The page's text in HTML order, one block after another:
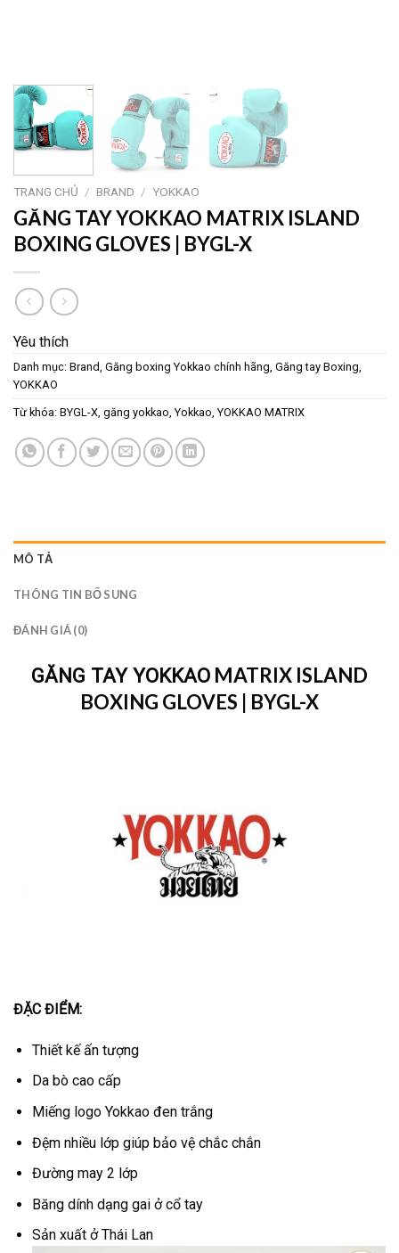
TRANG CHỦ / BRAND / YOKKAO
GĂNG TAY YOKKAO MATRIX ISLAND
BOXING GLOVES | BYGL-X
Yêu thích
Danh mục: Brand Găng boxing Yokkao chính hãng Găng tay Boxing
YOKKAO
Từ khóa: BYGL-X găng yokkao Yokkao YOKKAO MATRIX
MÔ TẢ
THÔNG TIN BỔ SUNG
ĐÁNH GIÁ (0)
GĂNG TAY YOKKAO MATRIX ISLAND
BOXING GLOVES | BYGL-X
ĐẶC ĐIỂM:
Thiết kế ấn tượng
Da bò cao cấp
Miếng logo Yokkao đen trắng
Đệm nhiều lớp giúp bảo vệ chắc chắn
Đường may 2 lớp
Băng dính dạng gai ở cổ tay
Sản xuất ở Thái Lan